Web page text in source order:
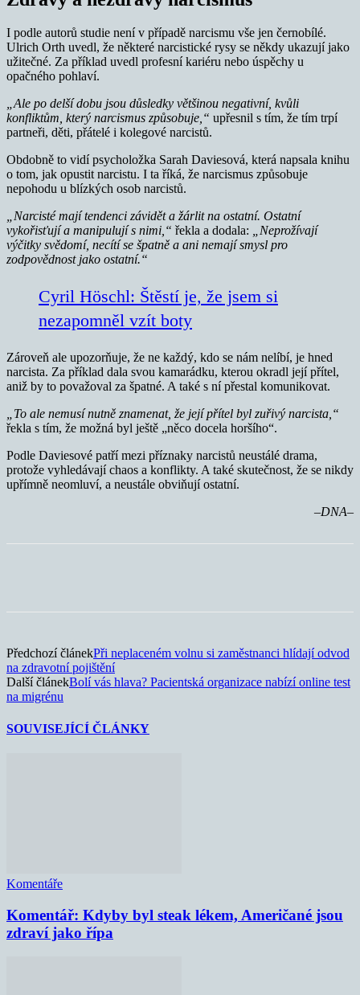
I podle autorů studie není v případě narcismu vše jen černobílé.
Ulrich Orth uvedl, že některé narcistické rysy se někdy ukazují jako
užitečné. Za příklad uvedl profesní kariéru nebo úspěchy u
opačného pohlaví.
„Ale po delší dobu jsou důsledky většinou negativní, kvůli
konfliktům, který narcismus způsobuje,“ upřesnil s tím, že tím trpí
partneři, děti, přátelé i kolegové narcistů.
Obdobně to vidí psycholožka Sarah Daviesová, která napsala knihu
o tom, jak opustit narcistu. I ta říká, že narcismus způsobuje
nepohodu u blízkých osob narcistů.
„Narcisté mají tendenci závidět a žárlit na ostatní. Ostatní
vykořisťují a manipulují s nimi,“ řekla a dodala: „Neprožívají
výčitky svědomí, necítí se špatně a ani nemají smysl pro
zodpovědnost jako ostatní.“
Cyril Höschl: Štěstí je, že jsem si
nezapomněl vzít boty
Zároveň ale upozorňuje, že ne každý, kdo se nám nelíbí, je hned
narcista. Za příklad dala svou kamarádku, kterou okradl její přítel,
aniž by to považoval za špatné. A také s ní přestal komunikovat.
„To ale nemusí nutně znamenat, že její přítel byl zuřivý narcista,“
řekla s tím, že možná byl ještě „něco docela horšího“.
Podle Daviesové patří mezi příznaky narcistů neustálé drama,
protože vyhledávají chaos a konflikty. A také skutečnost, že se nikdy
upřímně neomluví, a neustále obviňují ostatní.
–DNA–
Předchozí článekPři neplaceném volnu si zaměstnanci hlídají odvod
na zdravotní pojištění
Další článekBolí vás hlava? Pacientská organizace nabízí online test
na migrénu
SOUVISEJÍCÍ ČLÁNKY
Komentáře
Komentář: Kdyby byl steak lékem, Američané jsou
zdraví jako řípa